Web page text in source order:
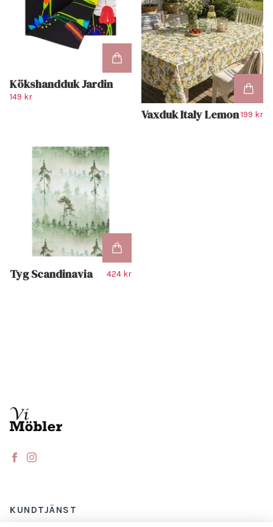
Kökshandduk Jardin
149 kr
Vaxduk Italy Lemon199 kr
Tyg Scandinavia 424 kr
KUNDTJÄNST